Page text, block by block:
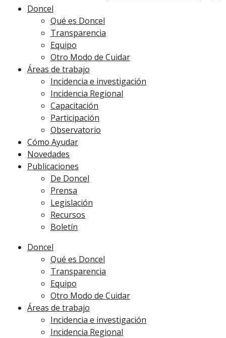
Doncel
Qué es Doncel
Transparencia
Equipo
Otro Modo de Cuidar
Áreas de trabajo
Incidencia e investigación
Incidencia Regional
Capacitación
Participación
Observatorio
Cómo Ayudar
Novedades
Publicaciones
De Doncel
Prensa
Legislación
Recursos
Boletín
Doncel
Qué es Doncel
Transparencia
Equipo
Otro Modo de Cuidar
Áreas de trabajo
Incidencia e investigación
Incidencia Regional